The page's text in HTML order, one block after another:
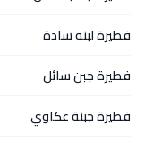
فطيرة لبنه سادة
فطيرة جبن سائل
فطيرة جبنة عكاوي